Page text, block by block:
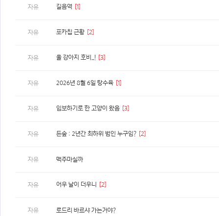
자유 길음역 [1]
자유 포카칩 근황 [2]
자유 울 강아지 호비..! [3]
자유 2026년 8월 6일 탕수육 [1]
자유 임보하기로 한 고양이 왔음 [3]
자유 든숲 : 2년간 최하위 범인 누구임? [2]
자유 맥주마실까
자유 어우 날이 더우니 [2]
자유 로드리 바르샤 가는거야?